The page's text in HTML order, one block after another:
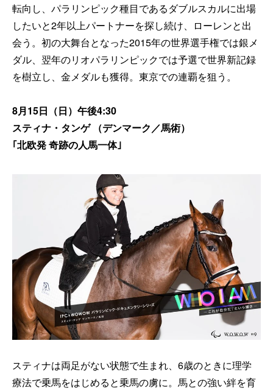
転向し、パラリンピック種目であるダブルスカルに出場
したいと2年以上パートナーを探し続け、ローレンと出
会う。初の大舞台となった2015年の世界選手権では銀メ
ダル、翌年のリオパラリンピックでは予選で世界新記録
を樹立し、金メダルも獲得。東京での連覇を狙う。
8月15日（日）午後4:30
スティナ・タンゲ （デンマーク／馬術）
｢北欧発 奇跡の人馬一体｣
スティナは両足がない状態で生まれ、6歳のときに理学
療法で乗馬をはじめると乗馬の虜に。馬との強い絆を育